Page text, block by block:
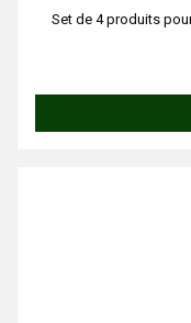
Set de 4 produits